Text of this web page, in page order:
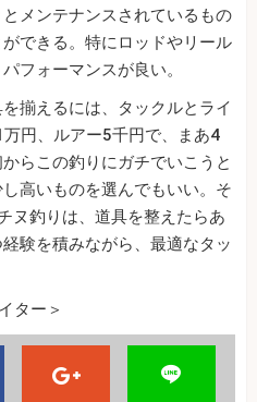
メンテナンスされているもの
できる。特にロッドやリール
フォーマンスが良い。
揃えるには、タックルとライ
円、ルアー5千円で、まあ4
らこの釣りにガチでいこうと
高いものを選んでもいい。そ
ヌ釣りは、道具を整えたらあ
験を積みながら、最適なタッ
ター＞